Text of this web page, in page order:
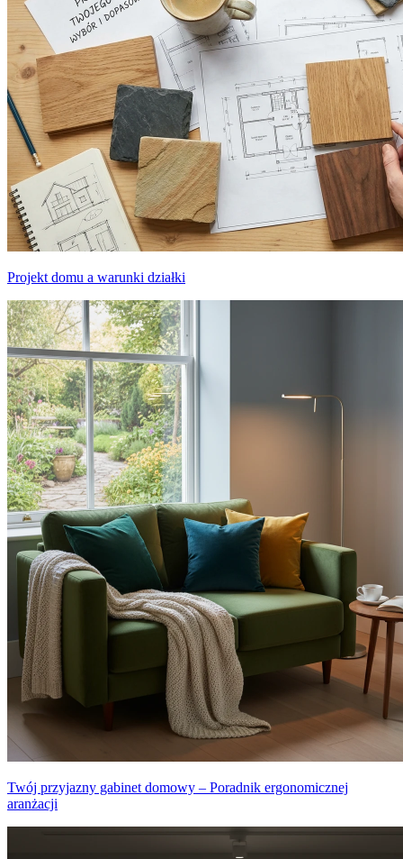
Projekt domu a warunki działki
Twój przyjazny gabinet domowy – Poradnik ergonomicznej
aranżacji